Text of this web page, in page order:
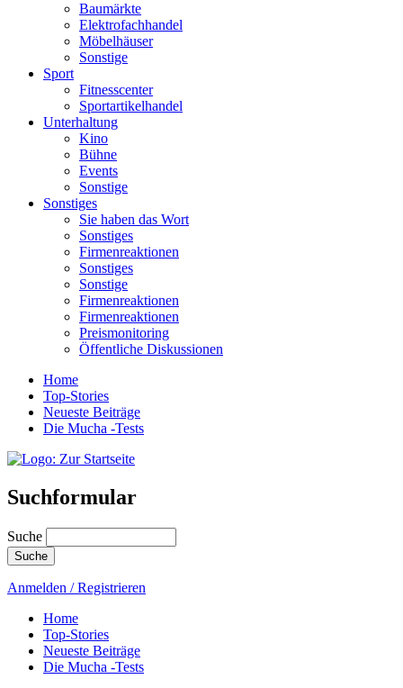
Baumärkte
Elektrofachhandel
Möbelhäuser
Sonstige
Sport
Fitnesscenter
Sportartikelhandel
Unterhaltung
Kino
Bühne
Events
Sonstige
Sonstiges
Sie haben das Wort
Sonstiges
Firmenreaktionen
Sonstiges
Sonstige
Firmenreaktionen
Firmenreaktionen
Preismonitoring
Öffentliche Diskussionen
Home
Top-Stories
Neueste Beiträge
Die Mucha -Tests
Suchformular
Suche
Anmelden / Registrieren
Home
Top-Stories
Neueste Beiträge
Die Mucha -Tests